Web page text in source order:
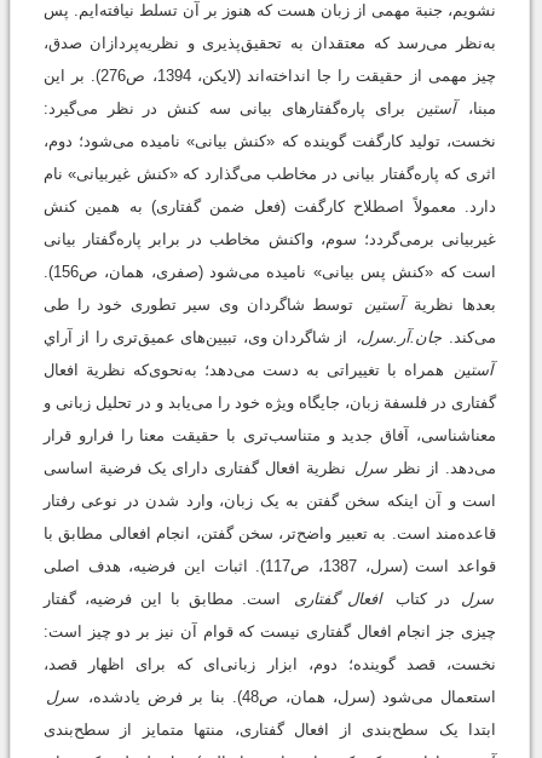
نشویم، جنبة مهمی از زبان هست که هنوز بر آن تسلط نیافته‌ایم. پس
به‌نظر می‌رسد که معتقدان به تحقیق‌پذیری و نظریه‌پردازان صدق،
چیز مهمی از حقیقت را جا انداخته‌اند (لایکن، 1394، ص276). بر این
مبنا،
آستین
برای پاره‌گفتارهای بیانی سه کنش در نظر می‌گیرد:
نخست، تولید کارگفت گوینده که «کنش بیانی» نامیده می‌شود؛ دوم،
اثری که پاره‌گفتار بیانی در مخاطب می‌گذارد که «کنش غیربیانی» نام
دارد. معمولاً اصطلاح کارگفت (فعل ضمن گفتاری) به همین کنش
غیر‌بیانی برمی‌گردد؛ سوم، واکنش مخاطب در برابر پاره‌گفتار بیانی
است که «کنش پس بیانی» نامیده می‌شود (صفری، همان، ص156).
بعدها نظریة
آستین
توسط شاگردان وی سیر تطوری خود را طی
می‌کند. جان.آر.سرل،
از شاگردان وی، تبیین‌های عمیق‌تری را از آراي
آستین
همراه با تغییراتی به دست می‌دهد؛ به‌نحوی‌که نظریة افعال
گفتاری در فلسفة زبان، جایگاه ویژه خود را می‌یابد و در تحلیل زبانی و
معناشناسی، آفاق جدید و متناسب‌تری با حقیقت معنا را فرارو قرار
می‌دهد. از نظر
سرل نظریة افعال گفتاری دارای یک فرضیة اساسی
است و آن اینکه سخن گفتن به یک زبان، وارد شدن در نوعی رفتار
قاعده‌مند است. به تعبیر واضح‌تر، سخن گفتن، انجام افعالی مطابق با
قواعد است (سرل، 1387، ص117). اثبات این فرضیه، هدف اصلی
سرل
در کتاب افعال گفتاری
است. مطابق با این فرضیه، گفتار
چیزی جز انجام افعال گفتاری نیست که قوام آن نیز بر دو چیز است:
نخست، قصد گوینده؛ دوم، ابزار زبانی‌ای که برای اظهار قصد،
استعمال می‌شود (سرل، همان، ص48). بنا بر فرض یادشده،
سرل
ابتدا یک سطح‌بندی از افعال گفتاری، منتها متمایز از سطح‌بندی